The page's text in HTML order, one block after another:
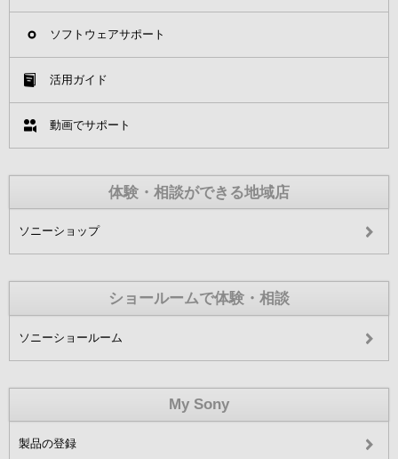
ソフトウェアサポート
活用ガイド
動画でサポート
体験・相談ができる地域店
ソニーショップ
ショールームで体験・相談
ソニーショールーム
My Sony
製品の登録